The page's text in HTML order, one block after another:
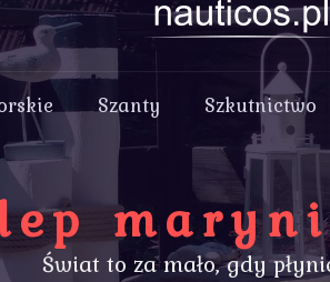
Szanty Szkutnictwo
Świat to za mało, gdy